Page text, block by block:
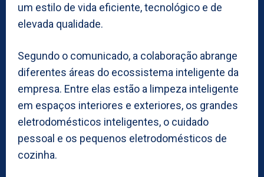
um estilo de vida eficiente, tecnológico e de
elevada qualidade.
Segundo o comunicado, a colaboração abrange
diferentes áreas do ecossistema inteligente da
empresa. Entre elas estão a limpeza inteligente
em espaços interiores e exteriores, os grandes
eletrodomésticos inteligentes, o cuidado
pessoal e os pequenos eletrodomésticos de
cozinha.